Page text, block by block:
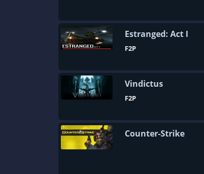
Estranged: Act I
F2P
Vindictus
F2P
Counter-Strike